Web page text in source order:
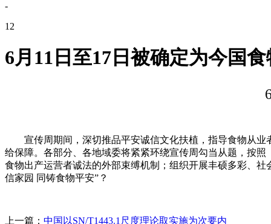
-
12
6月11日至17日被确定为今国
宣传周期间，深切推品平安诚信文化扶植，指导食物从业
给保障。各部分、各地域委将紧紧环绕宣传周勾当从题，按
食物出产运营者诚法的外部束缚机制；组织开展丰硕多彩、
信家园 同铸食物平安”？
上一篇： 中国以SN/T1443.1尺度理论取实施为次要内